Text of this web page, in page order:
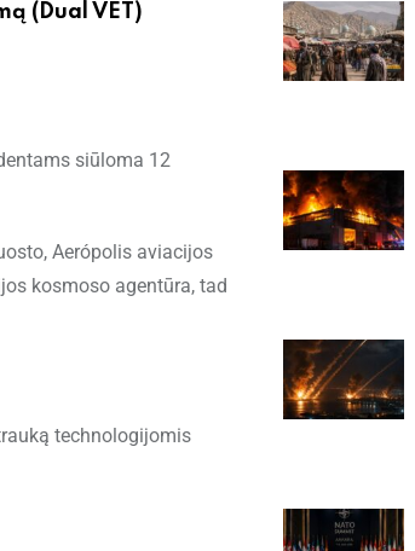
(Dual VET)
siūloma 12
Aerópolis aviacijos
kosmoso agentūra, tad
technologijomis